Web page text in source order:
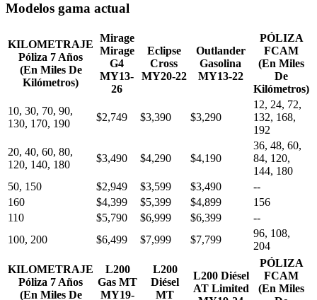
Modelos gama actual
KILOMETRAJE
Póliza 7 Años
(En Miles De
Kilómetros)
Mirage
Mirage
G4
MY13-
26
Eclipse
Cross
MY20-22
Outlander
Gasolina
MY13-22
PÓLIZA
FCAM
(En Miles
De
Kilómetros)
10, 30, 70, 90,
130, 170, 190
$2,749 $3,390 $3,290
12, 24, 72,
132, 168,
192
20, 40, 60, 80,
120, 140, 180
$3,490 $4,290 $4,190
36, 48, 60,
84, 120,
144, 180
50, 150
$2,949 $3,599 $3,490
--
160
$4,399 $5,399 $4,899
156
110
$5,790 $6,999 $6,399
--
100, 200
$6,499 $7,999 $7,799
96, 108,
204
KILOMETRAJE
Póliza 7 Años
(En Miles De
L200
Gas MT
MY19-
L200
Diésel
MT
L200 Diésel
AT Limited
PÓLIZA
FCAM
(En Miles